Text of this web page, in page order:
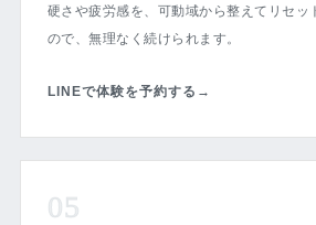
硬さや疲労感を、可動域から整えてリセッ
ので、無理なく続けられます。
LINEで体験を予約する →
05